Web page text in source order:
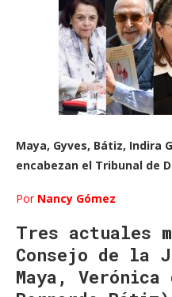
Maya, Gyves, Bátiz, Indira
encabezan el Tribunal de
Por Nancy Gómez
Tres actuales
Consejo de la
Maya, Verónica